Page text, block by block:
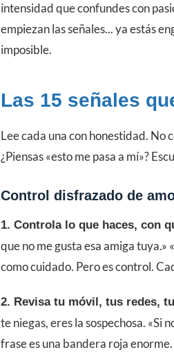
intensidad que confundes con
empiezan las señales... ya estás
imposible.
Las 15 señales
Lee cada una con honestidad. No
¿Piensas «esto me pasa a mí»?
Control disfrazado de
1. Controla lo que haces, con
que no me gusta esa amiga tuya.»
como cuidado. Pero es control.
2. Revisa tu móvil, tus redes,
te niegas, eres la sospechosa. «Si
frase es una bandera roja